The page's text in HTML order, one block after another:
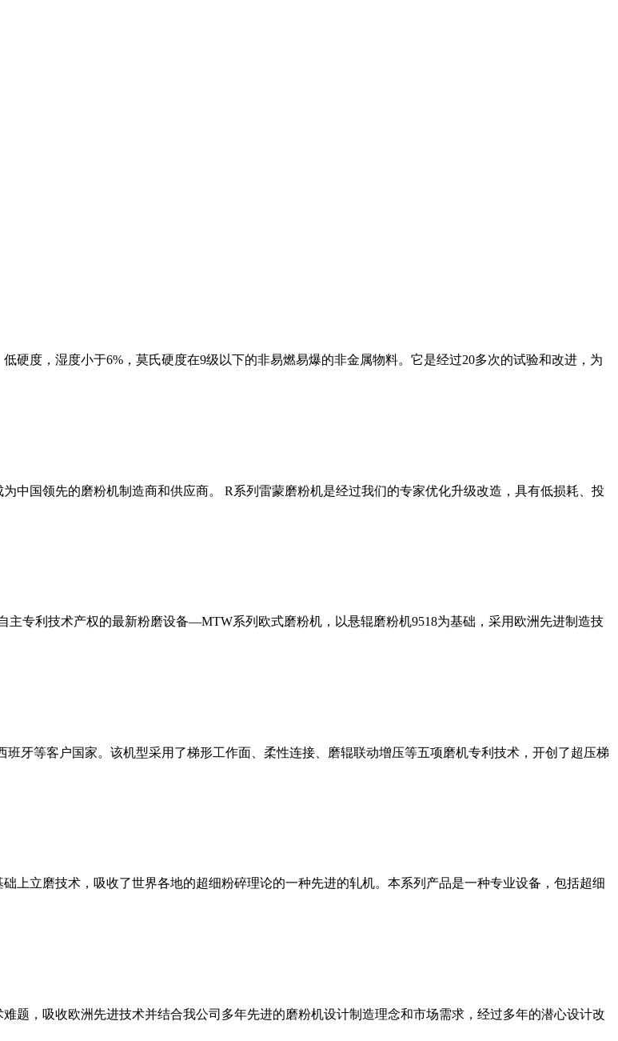
硬度，湿度小于6%，莫氏硬度在9级以下的非易燃易爆的非金属物料。它是经过20多次的试验和改进，为
中国领先的磨粉机制造商和供应商。 R系列雷蒙磨粉机是经过我们的专家优化升级改造，具有低损耗、投
专利技术产权的最新粉磨设备—MTW系列欧式磨粉机，以悬辊磨粉机9518为基础，采用欧洲先进制造技
牙等客户国家。该机型采用了梯形工作面、柔性连接、磨辊联动增压等五项磨机专利技术，开创了超压梯
上立磨技术，吸收了世界各地的超细粉碎理论的一种先进的轧机。本系列产品是一种专业设备，包括超细
题，吸收欧洲先进技术并结合我公司多年先进的磨粉机设计制造理念和市场需求，经过多年的潜心设计改